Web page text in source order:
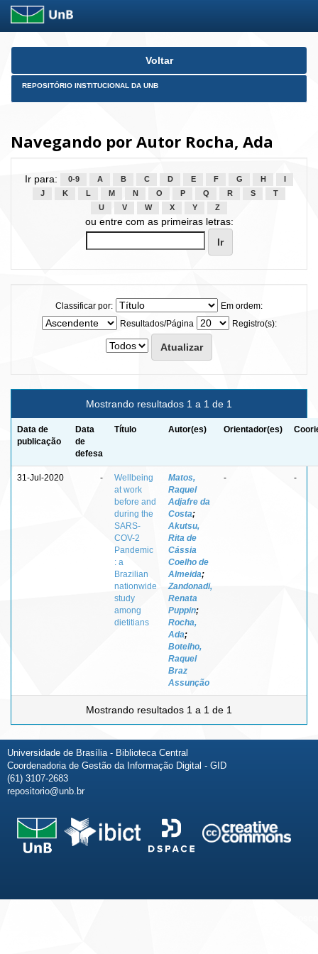
Skip
Voltar
REPOSITÓRIO INSTITUCIONAL DA UNB
Navegando por Autor Rocha, Ada
Ir para: 0-9 A B C D E F G H
J
K L M N O P Q R S
T
U
V W X Y Z
ou entre com as primeiras letras:
Classificar por:
Em ordem:
Resultados/Página
Registro(s):
Mostrando resultados 1 a 1 de 1
Data de
publicação
Data
de
defesa
Título Autor(es) Orientador(es)
31-Jul-2020 -
Wellbeing
at work
before and
during the
SARS-
COV-2
Pandemic
: a
Brazilian
nationwide
study
among
dietitians
Matos,
Raquel
Adjafre da
Costa;
Akutsu,
Rita de
Cássia
Coelho de
Almeida;
Zandonadi,
Renata
Puppin;
Rocha,
Ada;
Botelho,
Raquel
Braz
Assunção
- -
Mostrando resultados 1 a 1 de 1
Universidade de Brasília - Biblioteca Central
Coordenadoria de Gestão da Informação Digital - GID
(61) 3107-2683
repositorio@unb.br